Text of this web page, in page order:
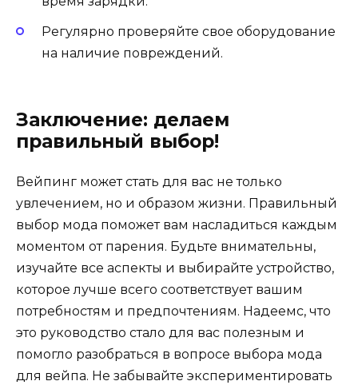
Регулярно проверяйте свое оборудование
на наличие повреждений.
Заключение: делаем
правильный выбор!
Вейпинг может стать для вас не только
увлечением, но и образом жизни. Правильный
выбор мода поможет вам насладиться каждым
моментом от парения. Будьте внимательны,
изучайте все аспекты и выбирайте устройство,
которое лучше всего соответствует вашим
потребностям и предпочтениям. Надеемс, что
это руководство стало для вас полезным и
помогло разобраться в вопросе выбора мода
для вейпа. Не забывайте экспериментировать